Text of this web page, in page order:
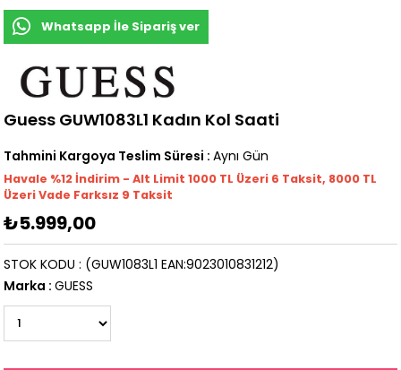
Whatsapp İle Sipariş ver
Guess GUW1083L1 Kadın Kol Saati
Tahmini Kargoya Teslim Süresi : Aynı Gün
Havale %12 İndirim - Alt Limit 1000 TL Üzeri 6 Taksit, 8000 TL
Üzeri Vade Farksız 9 Taksit
₺5.999,00
(GUW1083L1 EAN:9023010831212)
STOK KODU
Marka : GUESS